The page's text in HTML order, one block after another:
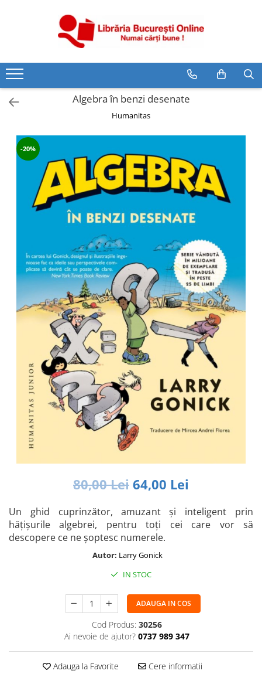
Artă și Enciclopedii
Beletristică
Business și Economie
Cărți pentru tineri
Creșterea copilului
Dezvoltare Personală
Diete și Fitness
Familie și Cuplu
Hobby și Divertisment
Istorie și Civilizații
Istorie și Conspirații
Manuale și Dicționare
Medicină și Sănătate
Practic. Casă și Grădina
Spiritualitate
Știință și Tehnologie
Științe Politice
Științe Sociale si Umaniste
Algebra în benzi desenate
Humanitas
-20%
80,00 Lei 64,00 Lei
Un ghid cuprinzător, amuzant și inteligent prin
hăţișurile algebrei, pentru toţi cei care vor să
descopere ce ne șoptesc numerele.
Autor: Larry Gonick
IN STOC
ADAUGA IN COS
Cod Produs: 30256
Ai nevoie de ajutor? 0737 989 347
Adauga la Favorite Cere informatii